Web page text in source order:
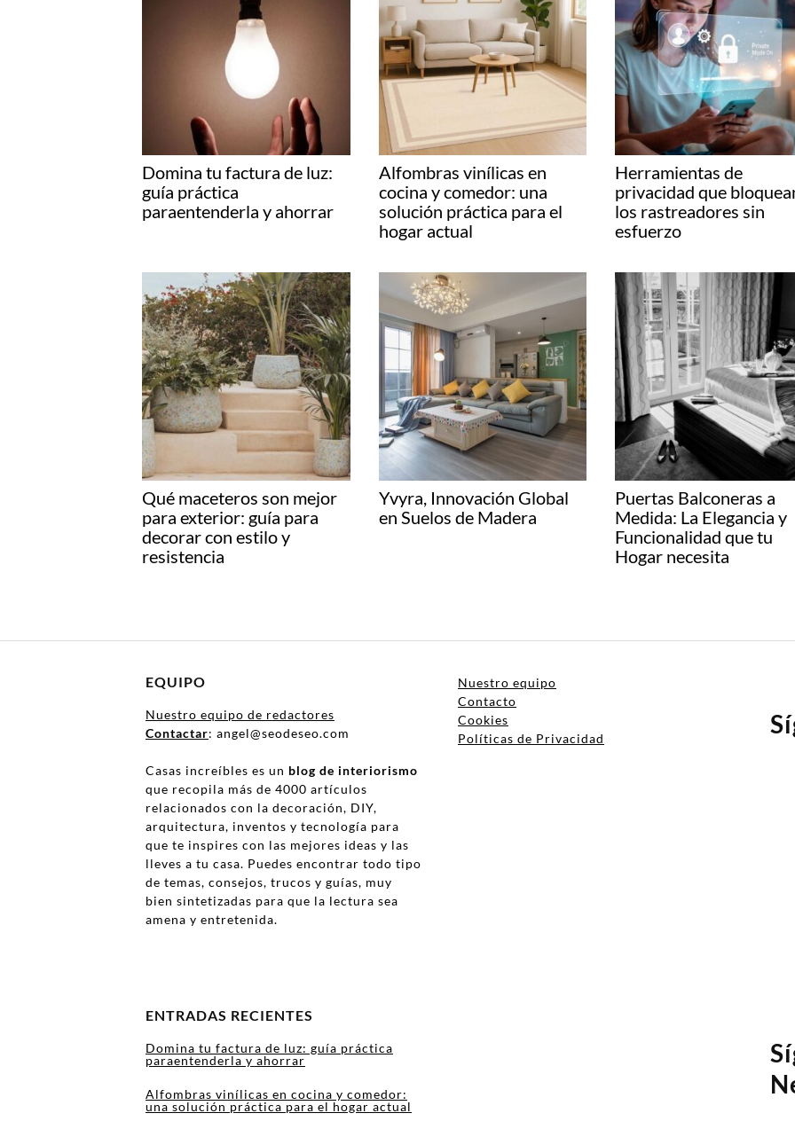
Domina tu factura de luz:
guía práctica
paraentenderla y ahorrar
Alfombras vinílicas en
cocina y comedor: una
solución práctica para el
hogar actual
Herramientas de
privacidad que
los rastreadores sin
esfuerzo
Qué maceteros son mejor
para exterior: guía para
decorar con estilo y
resistencia
Yvyra, Innovación Global
en Suelos de Madera
Puertas Balconeras a
Medida: La Elegancia y
Funcionalidad que tu
Hogar necesita
EQUIPO
Nuestro equipo de redactores
Contactar: angel@seodeseo.com
Casas increíbles es un blog de interiorismo
que recopila más de 4000 artículos
relacionados con la decoración, DIY,
arquitectura, inventos y tecnología para
que te inspires con las mejores ideas y las
lleves a tu casa. Puedes encontrar todo tipo
de temas, consejos, trucos y guías, muy
bien sintetizadas para que la lectura sea
amena y entretenida.
ENTRADAS RECIENTES
Domina tu factura de luz: guía práctica
paraentenderla y ahorrar
Alfombras vinílicas en cocina y comedor:
una solución práctica para el hogar actual
Nuestro equipo
Contacto
Cookies
Políticas de Privacidad